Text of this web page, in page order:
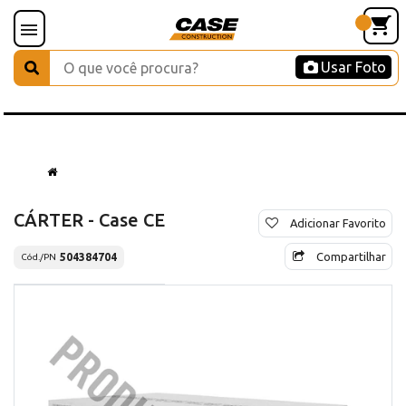
Usar Foto
CÁRTER - Case CE
Cód./PN 504384704
Adicionar Favorito
Compartilhar